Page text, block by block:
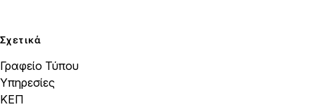
Σχετικά
Γραφείο Τύπου
Υπηρεσίες
ΚΕΠ